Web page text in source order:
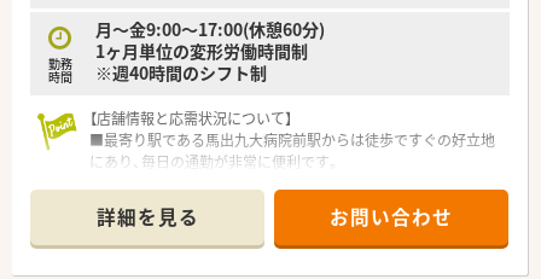
ため通勤費用を気にせず働けます。
勤務
時間
月～金9:00～17:00(休憩60分)
1ヶ月単位の変形労働時間制
※週40時間のシフト制
【店舗情報と応需状況について】
■最寄り駅である馬出九大病院前駅からは徒歩ですぐの好立地
にあり、毎日の通勤が非常に便利です。
習得しながらスキルアップ可能です。
■1日あたりの処方箋枚数は25枚程度で、在宅業務も10件ほど対
応し地域医療に貢献しています。
詳細を見る お問い合わせ